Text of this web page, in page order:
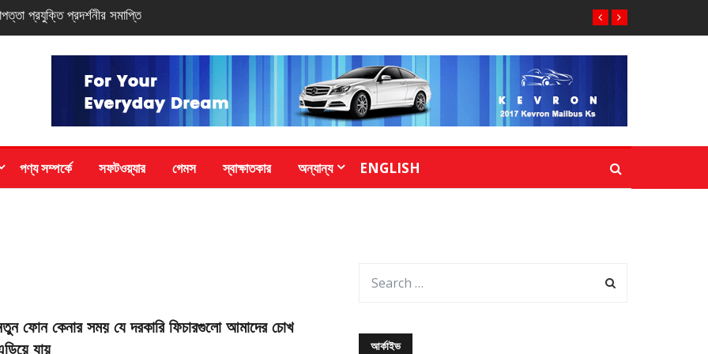
সি-সিরিজ স্মার্টফোন
পণ্য সম্পর্কে সফটওয়্যার গেমস স্বাক্ষাতকার অন্যান্য ENGLISH
ফোন কেনার সময় যে দরকারি ফিচারগুলো আমাদের চোখ
যায়
আর্কাইভ